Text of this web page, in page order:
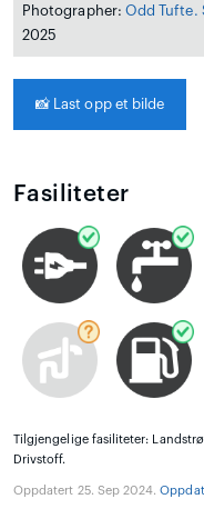
Photographer: Odd Tufte.
2025
📸 Last opp et bilde
Fasiliteter
Tilgjengelige fasiliteter:
Drivstoff.
Oppdatert 25. Sep 2024.